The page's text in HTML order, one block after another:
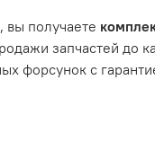
вы получаете
запчастей до
форсунок с